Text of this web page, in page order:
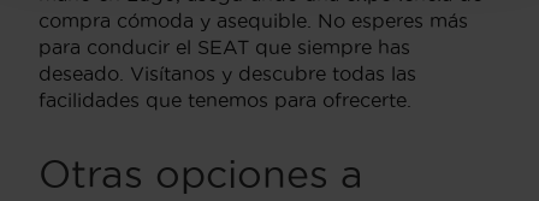
compra cómoda y asequible. No esperes más
para conducir el SEAT que siempre has
deseado. Visítanos y descubre todas las
facilidades que tenemos para ofrecerte.
Otras opciones a